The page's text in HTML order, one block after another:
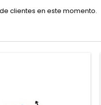
clientes en este momento.